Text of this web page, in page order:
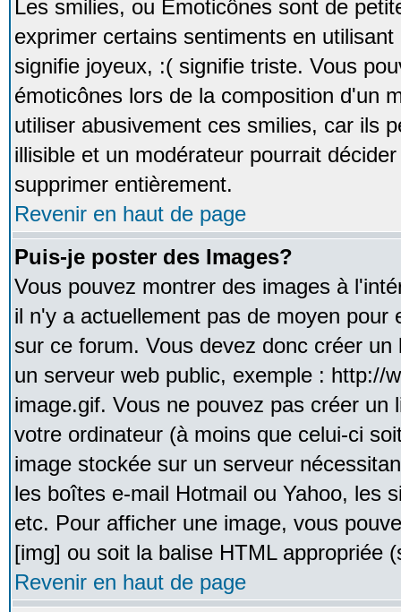
Les smilies, ou Emoticônes sont de
exprimer certains sentiments en
signifie joyeux, :( signifie triste. Vous
émoticônes lors de la composition d'un
utiliser abusivement ces smilies, car ils
illisible et un modérateur pourrait
supprimer entièrement.
Revenir en haut de page
Puis-je poster des Images?
Vous pouvez montrer des images à
il n'y a actuellement pas de moyen pour
sur ce forum. Vous devez donc créer
un serveur web public, exemple : http://
image.gif. Vous ne pouvez pas créer un
votre ordinateur (à moins que celui-ci
image stockée sur un serveur
les boîtes e-mail Hotmail ou Yahoo, les
etc. Pour afficher une image, vous
[img] ou soit la balise HTML appropriée
Revenir en haut de page